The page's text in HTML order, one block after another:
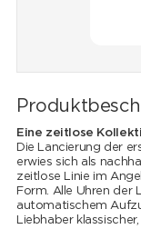
Eine zeitlose
Die Lancierung der
erwies sich als
zeitlose Linie im
Form. Alle Uhren der
automatischem
Liebhaber